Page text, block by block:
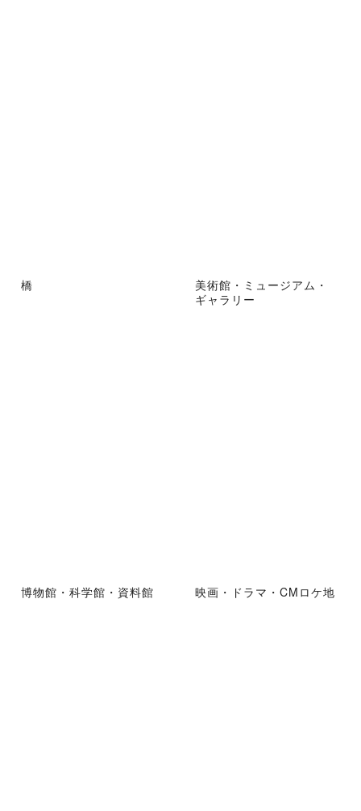
橋
美術館・ミュージアム・
ギャラリー
博物館・科学館・資料館 映画・ドラマ・CMロケ地